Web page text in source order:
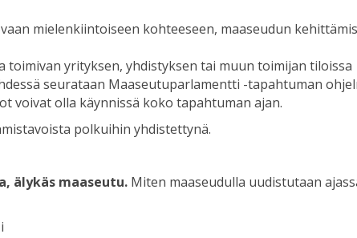
mielenkiintoiseen kohteeseen, maaseudun
toimivan yrityksen, yhdistyksen tai muun toimijan tiloissa
seurataan Maaseutuparlamentti -tapahtuman
voivat olla käynnissä koko tapahtuman ajan.
polkuihin yhdistettynä.
älykäs maaseutu. Miten maaseudulla uudistutaan